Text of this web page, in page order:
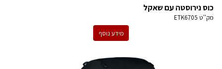
כוס נירוסטה עם שאקל
מק''ט ETK6705
מידע נוסף